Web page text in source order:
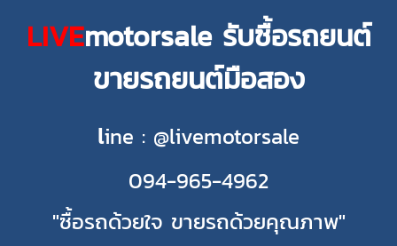
LIVEmotorsale รับซื้อรถยนต์
ขายรถยนต์มือสอง
line : @livemotorsale
094-965-4962
"ซื้อรถด้วยใจ ขายรถด้วยคุณภาพ"